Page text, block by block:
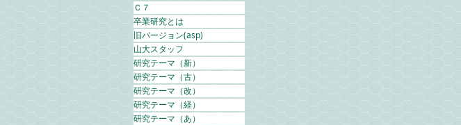
Ｃ７
卒業研究とは
旧バージョン(asp)
山大スタッフ
研究テーマ（新）
研究テーマ（古）
研究テーマ（改）
研究テーマ（経）
研究テーマ（あ）